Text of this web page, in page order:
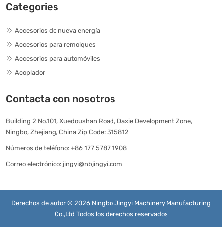
Categories
Accesorios de nueva energía
Accesorios para remolques
Accesorios para automóviles
Acoplador
Contacta con nosotros
Building 2 No.101, Xuedoushan Road, Daxie Development Zone,
Ningbo, Zhejiang, China Zip Code: 315812
Números de teléfono: +86 177 5787 1908
Correo electrónico: jingyi@nbjingyi.com
Derechos de autor © 2026 Ningbo Jingyi Machinery Manufacturing
Co.,Ltd Todos los derechos reservados